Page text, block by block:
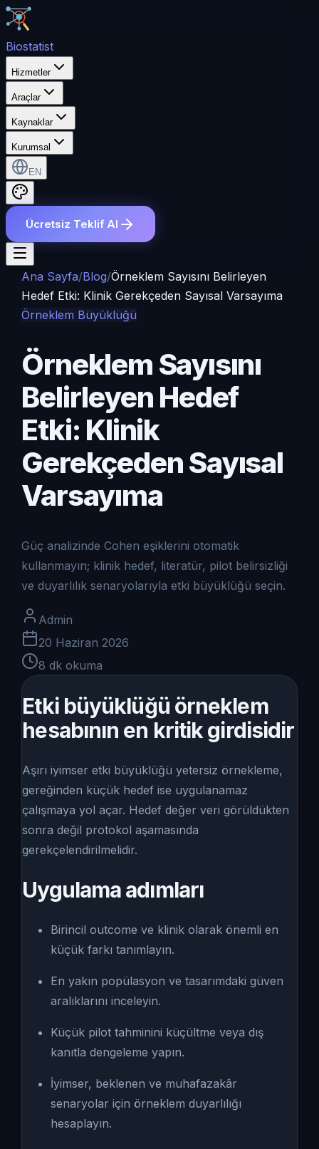
Biostatist
Hizmetler
Araçlar
Kaynaklar
Kurumsal
EN
Ücretsiz Teklif Al
Ana Sayfa/Blog/Örneklem Sayısını Belirleyen
Hedef Etki: Klinik Gerekçeden Sayısal Varsayıma
Örneklem Büyüklüğü
Örneklem Sayısını
Belirleyen Hedef
Etki: Klinik
Gerekçeden Sayısal
Varsayıma
Güç analizinde Cohen eşiklerini otomatik
kullanmayın; klinik hedef, literatür, pilot belirsizliği
ve duyarlılık senaryolarıyla etki büyüklüğü seçin.
Admin
20 Haziran 2026
8 dk okuma
Etki büyüklüğü örneklem
hesabının en kritik girdisidir
Aşırı iyimser etki büyüklüğü yetersiz örnekleme,
gereğinden küçük hedef ise uygulanamaz
çalışmaya yol açar. Hedef değer veri görüldükten
sonra değil protokol aşamasında
gerekçelendirilmelidir.
Uygulama adımları
Birincil outcome ve klinik olarak önemli en
küçük farkı tanımlayın.
En yakın popülasyon ve tasarımdaki güven
aralıklarını inceleyin.
Küçük pilot tahminini küçültme veya dış
kanıtla dengeleme yapın.
İyimser, beklenen ve muhafazakâr
senaryolar için örneklem duyarlılığı
hesaplayın.